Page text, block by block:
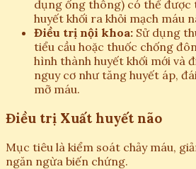
dụng ống thông) có thể được
huyết khối ra khỏi mạch máu
Điều trị nội khoa: Sử dụng
tiểu cầu hoặc thuốc chống
hình thành huyết khối mới và
nguy cơ như tăng huyết áp,
mỡ máu.
Điều trị Xuất huyết não
Mục tiêu là kiểm soát chảy máu,
ngăn ngừa biến chứng.